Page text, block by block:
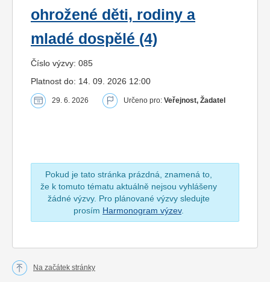
ohrožené děti, rodiny a
mladé dospělé (4)
Číslo výzvy: 085
Platnost do: 14. 09. 2026 12:00
29. 6. 2026 Určeno pro: Veřejnost, Žadatel
Pokud je tato stránka prázdná, znamená to,
že k tomuto tématu aktuálně nejsou vyhlášeny
žádné výzvy. Pro plánované výzvy sledujte
prosím Harmonogram výzev.
Na začátek stránky